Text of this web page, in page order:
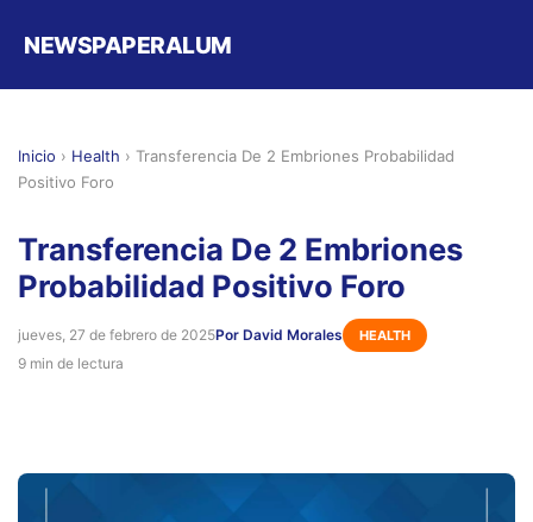
NEWSPAPERALUM
Inicio › Health › Transferencia De 2 Embriones Probabilidad
Positivo Foro
Transferencia De 2 Embriones
Probabilidad Positivo Foro
jueves, 27 de febrero de 2025Por David Morales HEALTH
9 min de lectura